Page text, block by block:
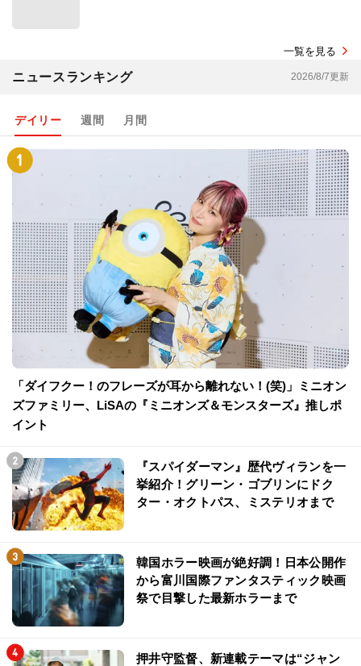
一覧を見る
ニュースランキング 2026/8/7更新
デイリー 週間 月間
「ダイフクー！のフレーズが耳から離れない！(笑)」ミニオン
ズファミリー、LiSAの『ミニオンズ＆モンスターズ』推しポ
イント
『スパイダーマン』歴代ヴィランを一
挙紹介！グリーン・ゴブリンにドク
ター・オクトパス、ミステリオまで
韓国ホラー映画が絶好調！日本公開作
から富川国際ファンタスティック映画
祭で目撃した最新ホラーまで
押井守監督、新連載テーマは“ジャン